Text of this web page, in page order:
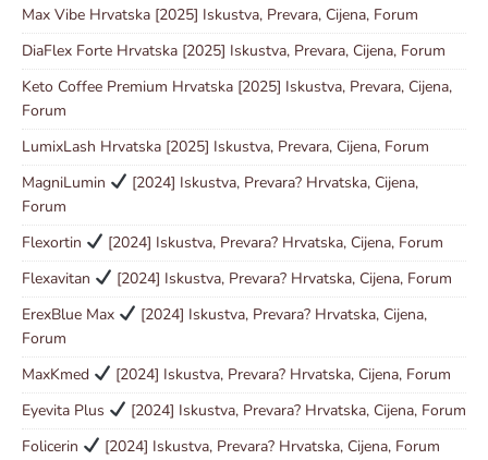
Max Vibe Hrvatska [2025] Iskustva, Prevara, Cijena, Forum
DiaFlex Forte Hrvatska [2025] Iskustva, Prevara, Cijena, Forum
Keto Coffee Premium Hrvatska [2025] Iskustva, Prevara, Cijena,
Forum
LumixLash Hrvatska [2025] Iskustva, Prevara, Cijena, Forum
MagniLumin
[2024] Iskustva, Prevara? Hrvatska, Cijena,
Forum
Flexortin
[2024] Iskustva, Prevara? Hrvatska, Cijena, Forum
Flexavitan
[2024] Iskustva, Prevara? Hrvatska, Cijena, Forum
ErexBlue Max
[2024] Iskustva, Prevara? Hrvatska, Cijena,
Forum
MaxKmed
[2024] Iskustva, Prevara? Hrvatska, Cijena, Forum
Eyevita Plus
[2024] Iskustva, Prevara? Hrvatska, Cijena, Forum
Folicerin
[2024] Iskustva, Prevara? Hrvatska, Cijena, Forum